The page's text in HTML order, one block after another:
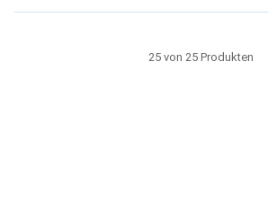
25 von 25 Produkten